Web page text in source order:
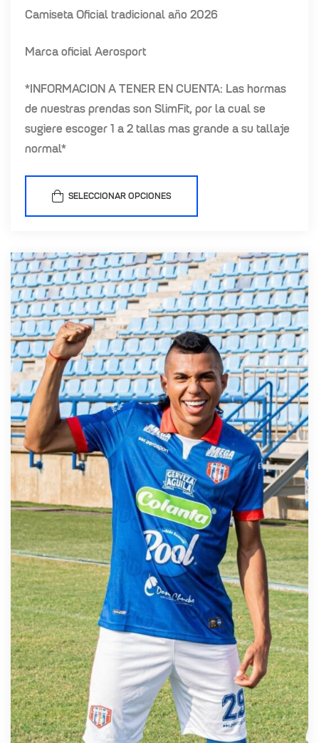
Camiseta Oficial tradicional año 2026
Marca oficial Aerosport
*INFORMACION A TENER EN CUENTA: Las hormas
de nuestras prendas son SlimFit, por la cual se
sugiere escoger 1 a 2 tallas mas grande a su tallaje
normal*
SELECCIONAR OPCIONES